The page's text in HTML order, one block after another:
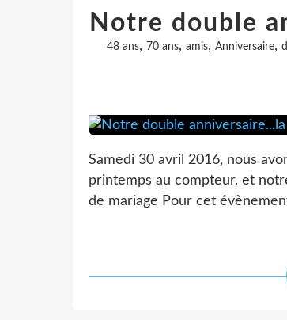
Notre double
48 ans, 70 ans, amis, Anniversaire,
Samedi 30 avril 2016, nous
printemps au compteur, et
de mariage Pour cet